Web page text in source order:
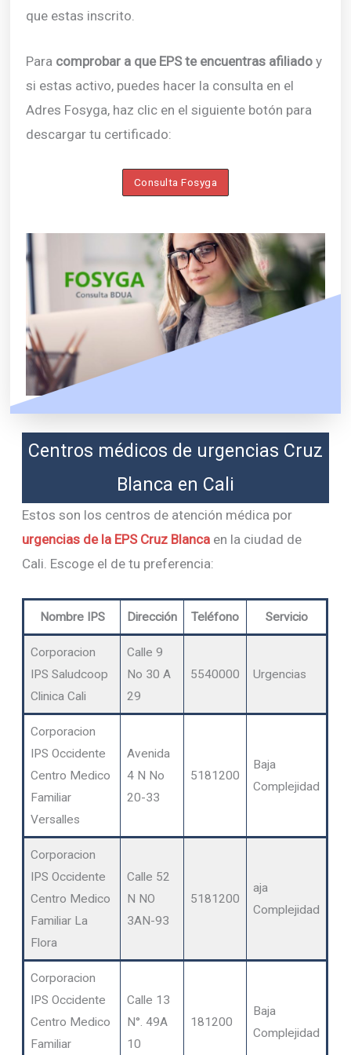
que estas inscrito.
Para comprobar a que EPS te encuentras afiliadoy
si estas activo, puedes hacer la consulta en el
Adres Fosyga, haz clic en el siguiente botón para
descargar tu certificado:
Consulta Fosyga
Centros médicos de urgencias Cruz
Blanca en Cali
Estos son los centros de atención médica por
urgencias de la EPS Cruz Blanca en la ciudad de
Cali. Escoge el de tu preferencia:
Nombre IPS Dirección Teléfono Servicio
Corporacion
IPS Saludcoop
Clinica Cali
Calle 9
No 30 A
29
5540000 Urgencias
Corporacion
IPS Occidente
Centro Medico
Familiar
Versalles
Avenida
4 N No
20-33
5181200
Baja
Complejidad
Corporacion
IPS Occidente
Centro Medico
Familiar La
Flora
Calle 52
N NO
3AN-93
5181200
aja
Complejidad
Corporacion
IPS Occidente
Centro Medico
Familiar
Calle 13
N°. 49A
10
181200
Baja
Complejidad